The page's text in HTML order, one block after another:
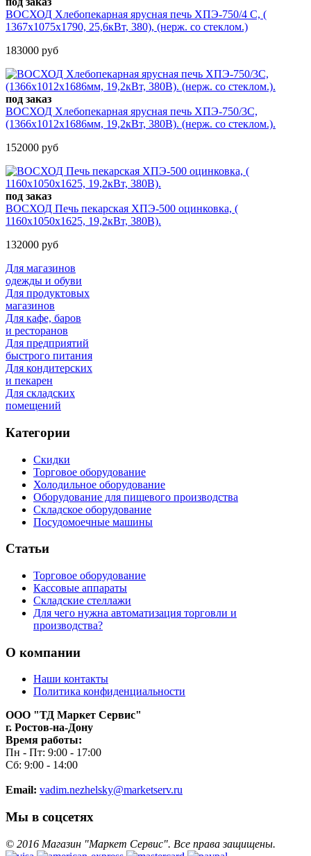
ВОСХОД Хлебопекарная ярусная печь ХПЭ-750/4 С, (
1367x1075x1790, 25,6кВт, 380), (нерж. со стеклом.)
183000 руб
под заказ
ВОСХОД Хлебопекарная ярусная печь ХПЭ-750/3С,
(1366х1012х1686мм, 19,2кВт, 380В). (нерж. со стеклом.).
152000 руб
под заказ
ВОСХОД Печь пекарская ХПЭ-500 оцинковка, (
1160х1050х1625, 19,2кВт, 380В).
132000 руб
Для магазинов
одежды и обуви
Для продуктовых
магазинов
Для кафе, баров
и ресторанов
Для предприятий
быстрого питания
Для кондитерских
и пекарен
Для складских
помещений
Категории
Скидки
Торговое оборудование
Холодильное оборудование
Оборудование для пищевого производства
Складское оборудование
Посудомоечные машины
Статьи
Торговое оборудование
Кассовые аппараты
Складские стеллажи
Для чего нужна автоматизация торговли и
производства?
О компании
Наши контакты
Политика конфиденциальности
ООО "ТД Маркет Сервис"
г. Ростов-на-Дону
Время работы:
Пн - Пт: 9:00 - 17:00
Сб: 9:00 - 14:00
Email: vadim.nezhelsky@marketserv.ru
Мы в соцсетях
© 2016 Магазин "Маркет Сервис". Все права защищены.